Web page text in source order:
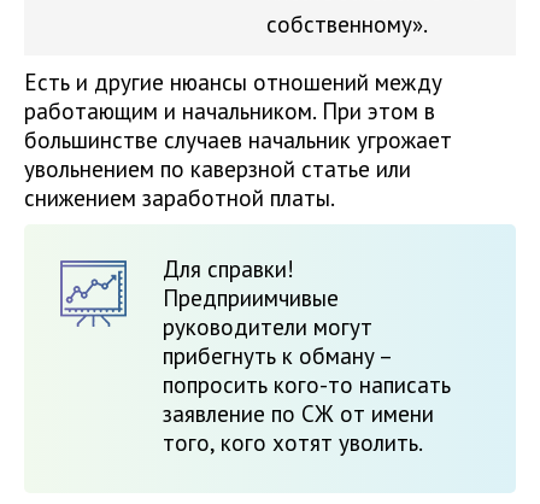
собственному».
Есть и другие нюансы отношений между
работающим и начальником. При этом в
большинстве случаев начальник угрожает
увольнением по каверзной статье или
снижением заработной платы.
Для справки!
Предприимчивые
руководители могут
прибегнуть к обману –
попросить кого-то написать
заявление по СЖ от имени
того, кого хотят уволить.